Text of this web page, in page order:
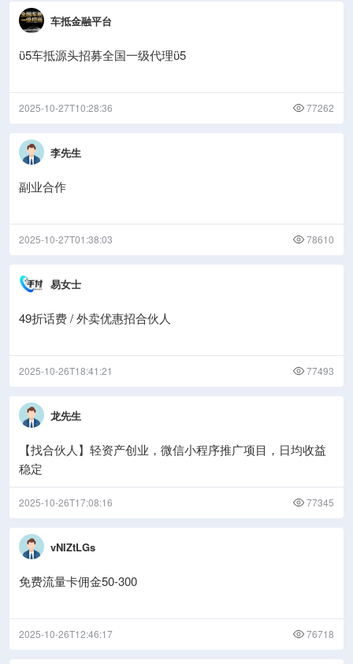
车抵金融平台
ὒ5车抵源头招募全国一级代理ὒ5
2025-10-27T10:28:36 77262
李先生
副业合作
2025-10-27T01:38:03 78610
易女士
49折话费 / 外卖优惠招合伙人
2025-10-26T18:41:21 77493
龙先生
【找合伙人】轻资产创业，微信小程序推广项目，日均收益
稳定
2025-10-26T17:08:16 77345
vNIZtLGs
免费流量卡佣金50-300
2025-10-26T12:46:17 76718